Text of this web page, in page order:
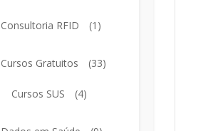
Consultoria RFID (1)
Cursos Gratuitos (33)
Cursos SUS (4)